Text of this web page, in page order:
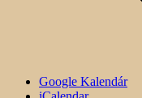
Google Kalendár